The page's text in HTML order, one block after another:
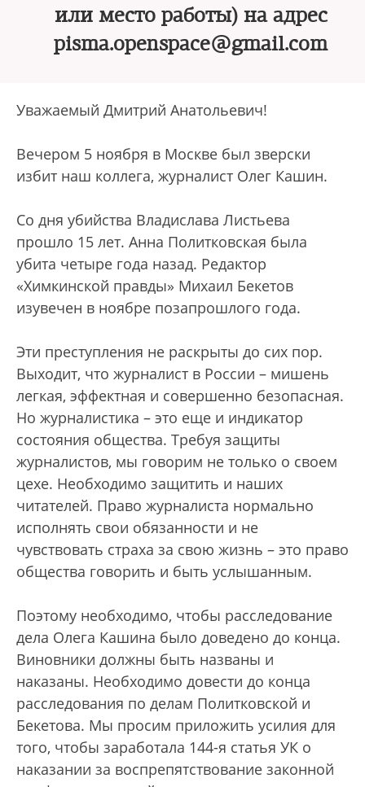
или место работы) на адрес
pisma.openspace@gmail.com
Уважаемый Дмитрий Анатольевич!
Вечером 5 ноября в Москве был зверски
избит наш коллега, журналист Олег Кашин.
Со дня убийства Владислава Листьева
прошло 15 лет. Анна Политковская была
убита четыре года назад. Редактор
«Химкинской правды» Михаил Бекетов
изувечен в ноябре позапрошлого года.
Эти преступления не раскрыты до сих пор.
Выходит, что журналист в России – мишень
легкая, эффектная и совершенно безопасная.
Но журналистика – это еще и индикатор
состояния общества. Требуя защиты
журналистов, мы говорим не только о своем
цехе. Необходимо защитить и наших
читателей. Право журналиста нормально
исполнять свои обязанности и не
чувствовать страха за свою жизнь – это право
общества говорить и быть услышанным.
Поэтому необходимо, чтобы расследование
дела Олега Кашина было доведено до конца.
Виновники должны быть названы и
наказаны. Необходимо довести до конца
расследования по делам Политковской и
Бекетова. Мы просим приложить усилия для
того, чтобы заработала 144-я статья УК о
наказании за воспрепятствование законной